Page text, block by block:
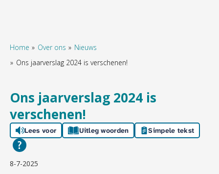
Home Over ons
Nieuws
Ons jaarverslag 2024 is verschenen!
Ons jaarverslag 2024 is
verschenen!
Lees voor Uitleg woorden Simpele tekst
8-7-2025